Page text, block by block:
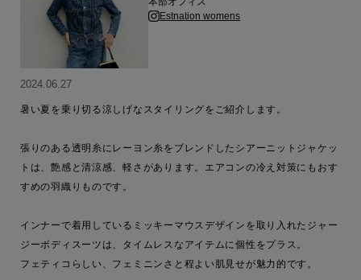
Estnation womens
2024.06.27
暑い夏を乗り切る涼しげなスタイリングをご紹介します。
張りのある透明糸にレーヨン糸をブレンドしたシアーニットジャケッ
トは、艶感と清涼感、軽さがあります。エアコンの冷え対策にもおす
すめの羽織りものです。
インナーで着用しているミッキーマウスデザインを取り入れたジャー
ジーボディスーツは、タイムレスなアイテムに個性をプラス。
フェティコらしい、フェミニンさと程よい肌見せが魅力的です。